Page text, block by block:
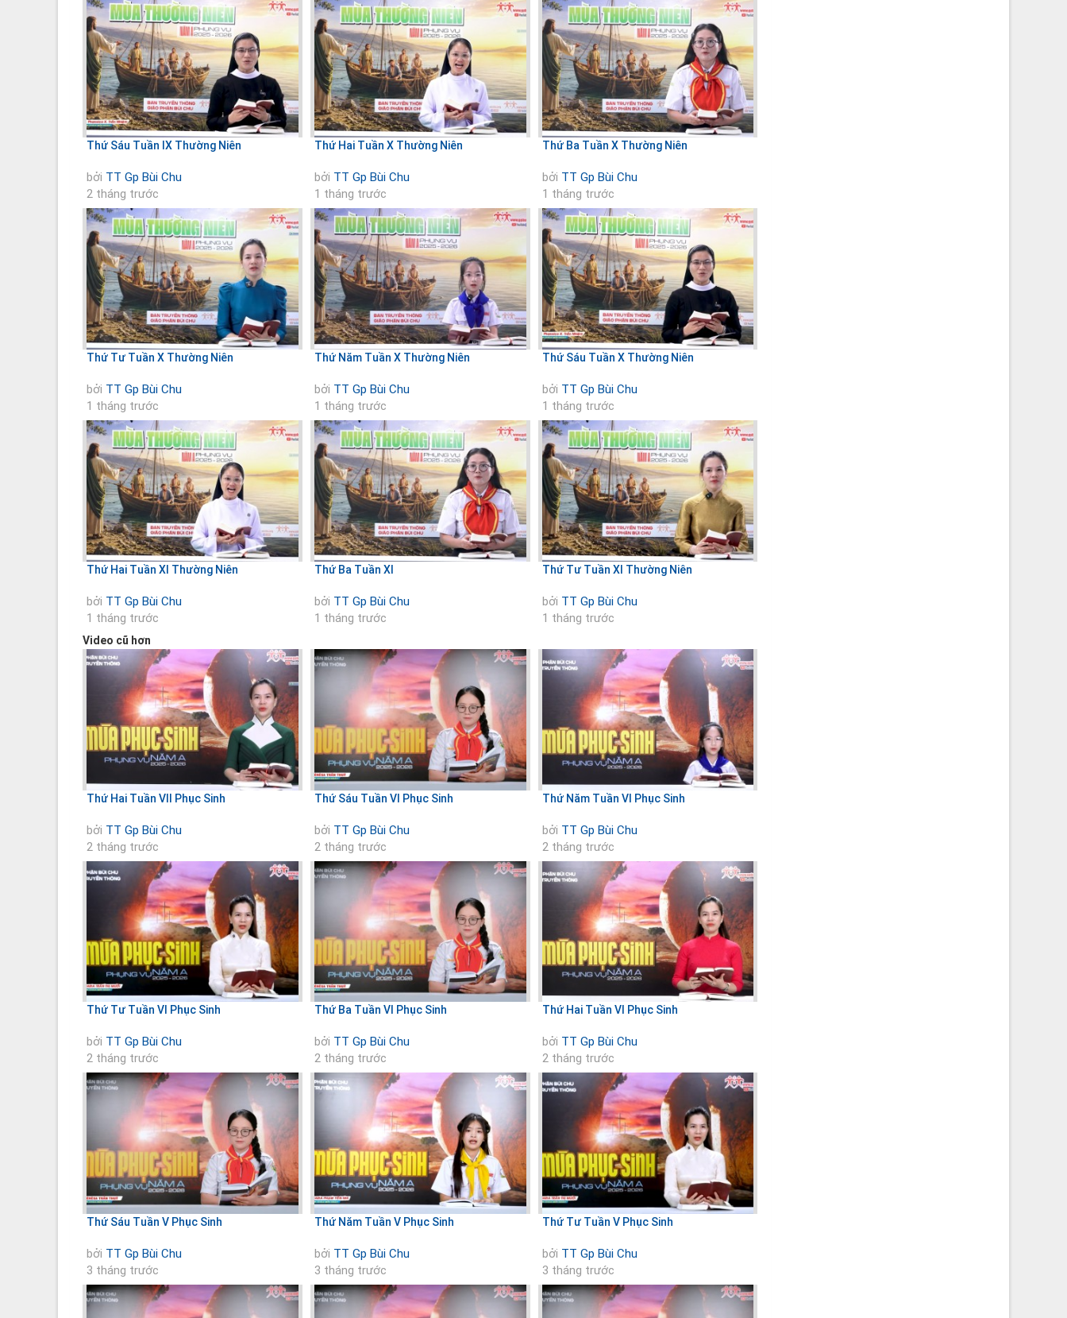
Thứ Sáu Tuần IX Thường Niên
bởi TT Gp Bùi Chu
2 tháng trước
Thứ Hai Tuần X Thường Niên
bởi TT Gp Bùi Chu
1 tháng trước
Thứ Ba Tuần X Thường Niên
bởi TT Gp Bùi Chu
1 tháng trước
Thứ Tư Tuần X Thường Niên
bởi TT Gp Bùi Chu
1 tháng trước
Thứ Năm Tuần X Thường Niên
bởi TT Gp Bùi Chu
1 tháng trước
Thứ Sáu Tuần X Thường Niên
bởi TT Gp Bùi Chu
1 tháng trước
Thứ Hai Tuần XI Thường Niên
bởi TT Gp Bùi Chu
1 tháng trước
Thứ Ba Tuần XI
bởi TT Gp Bùi Chu
1 tháng trước
Thứ Tư Tuần XI Thường Niên
bởi TT Gp Bùi Chu
1 tháng trước
Video cũ hơn
Thứ Hai Tuần VII Phục Sinh
bởi TT Gp Bùi Chu
2 tháng trước
Thứ Sáu Tuần VI Phục Sinh
bởi TT Gp Bùi Chu
2 tháng trước
Thứ Năm Tuần VI Phục Sinh
bởi TT Gp Bùi Chu
2 tháng trước
Thứ Tư Tuần VI Phục Sinh
bởi TT Gp Bùi Chu
2 tháng trước
Thứ Ba Tuần VI Phục Sinh
bởi TT Gp Bùi Chu
2 tháng trước
Thứ Hai Tuần VI Phục Sinh
bởi TT Gp Bùi Chu
2 tháng trước
Thứ Sáu Tuần V Phục Sinh
bởi TT Gp Bùi Chu
3 tháng trước
Thứ Năm Tuần V Phục Sinh
bởi TT Gp Bùi Chu
3 tháng trước
Thứ Tư Tuần V Phục Sinh
bởi TT Gp Bùi Chu
3 tháng trước